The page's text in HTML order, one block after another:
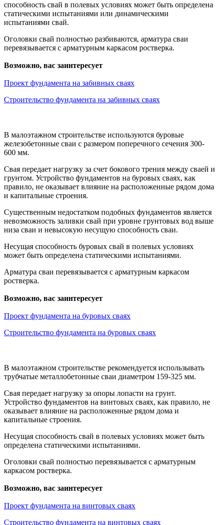
способность свай в полевых условиях может быть определена
статическими испытаниями или динамическими
испытаниями свай.
Оголовки свай полностью разбиваются, арматура сваи
перевязывается с арматурным каркасом ростверка.
Возможно, вас заинтересует
Проект фундамента на забивных сваях
Строительство фундамента на забивных сваях
В малоэтажном строительстве используются буровые
железобетонные сваи с размером поперечного сечения 300-
600 мм.
Свая передает нагрузку за счет бокового трения между сваей и
грунтом. Устройство фундаментов на буровых сваях, как
правило, не оказывает влияние на расположенные рядом дома
и капитальные строения.
Существенным недостатком подобных фундаментов является
невозможность заливки свай при уровне грунтовых вод выше
низа сваи и невысокую несущую способность сваи.
Несущая способность буровых свай в полевых условиях
может быть определена статическими испытаниями.
Арматура сваи перевязывается с арматурным каркасом
ростверка.
Возможно, вас заинтересует
Проект фундамента на буровых сваях
Строительство фундамента на буровых сваях
В малоэтажном строительстве рекомендуется использывать
трубчатые металлобетонные сваи диаметром 159-325 мм.
Свая передает нагрузку за опоры лопасти на грунт.
Устройство фундаментов на винтовых сваях, как правило, не
оказывает влияние на расположенные рядом дома и
капитальные строения.
Несущая способность свай в полевых условиях может быть
определена статическими испытаниями.
Оголовки свай полностью перевязывается с арматурным
каркасом ростверка.
Возможно, вас заинтересует
Проект фундамента на винтовых сваях
Строительство фундамента на винтовых сваях